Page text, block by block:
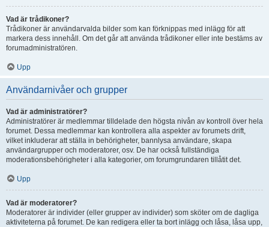
Vad är trådikoner?
Trådikoner är användarvalda bilder som kan förknippas med inlägg för att
markera dess innehåll. Om det går att använda trådikoner eller inte bestäms av
forumadministratören.
Upp
Användarnivåer och grupper
Vad är administratörer?
Administratörer är medlemmar tilldelade den högsta nivån av kontroll över hela
forumet. Dessa medlemmar kan kontrollera alla aspekter av forumets drift,
vilket inkluderar att ställa in behörigheter, bannlysa användare, skapa
användargrupper och moderatorer, osv. De har också fullständiga
moderationsbehörigheter i alla kategorier, om forumgrundaren tillåtit det.
Upp
Vad är moderatorer?
Moderatorer är individer (eller grupper av individer) som sköter om de dagliga
aktiviteterna på forumet. De kan redigera eller ta bort inlägg och låsa, låsa upp,